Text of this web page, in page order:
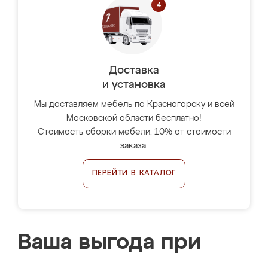
Доставка
и установка
Мы доставляем мебель по Красногорску и всей
Московской области бесплатно!
Стоимость сборки мебели: 10% от стоимости
заказа.
ПЕРЕЙТИ В КАТАЛОГ
Ваша выгода при